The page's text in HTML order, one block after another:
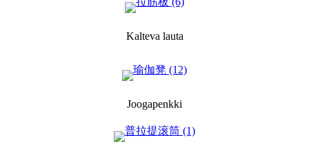
Kalteva lauta
Joogapenkki